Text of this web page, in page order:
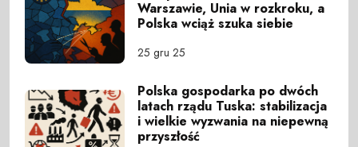
Warszawie, Unia w rozkroku, a
Polska wciąż szuka siebie
25 gru 25
Polska gospodarka po dwóch
latach rządu Tuska: stabilizacja
i wielkie wyzwania na niepewną
przyszłość